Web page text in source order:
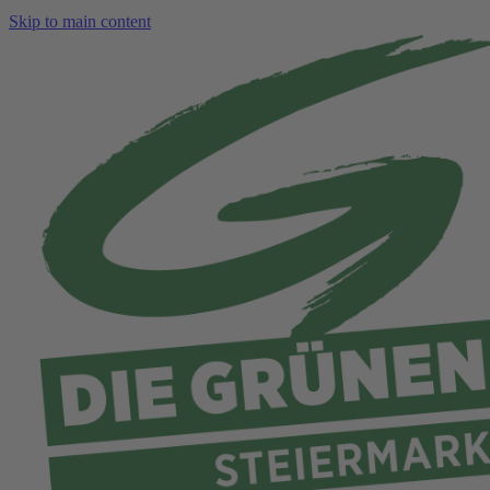
Skip to main content